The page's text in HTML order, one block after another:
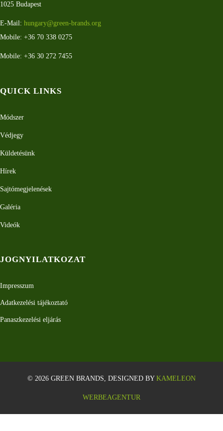
1025 Budapest
E-Mail: hungary@green-brands.org
Mobile: +36 70 338 0275
Mobile: +36 30 272 7455
QUICK LINKS
Módszer
Védjegy
Küldetésünk
Hírek
Sajtómegjelenések
Galéria
Videók
JOGNYILATKOZAT
Impresszum
Adatkezelési tájékoztató
Panaszkezelési eljárás
© 2026 GREEN BRANDS, DESIGNED BY KAMELEON
WERBEAGENTUR